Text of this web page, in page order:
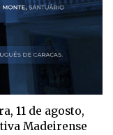
11 de agosto,
Madeirense